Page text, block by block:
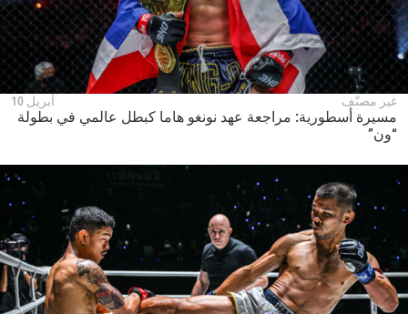
غير مصنّف أبريل 10
مسيرة أسطورية: مراجعة عهد نونغو هاما كبطل عالمي في بطولة
“ون”